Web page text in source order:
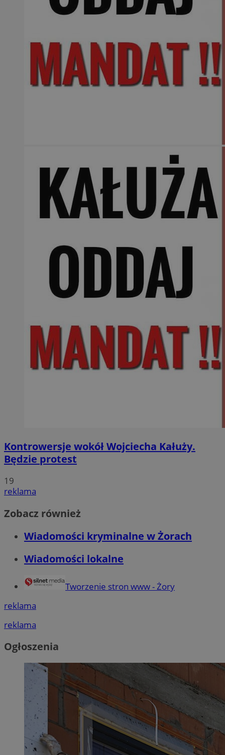
Kontrowersje wokół Wojciecha Kałuży.
Będzie protest
19
reklama
Zobacz również
Wiadomości kryminalne w Żorach
Wiadomości lokalne
Tworzenie stron www - Żory
reklama
reklama
Ogłoszenia